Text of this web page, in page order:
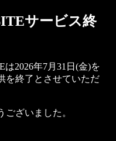
サービス終
2026年7月31日(金)を
を終了とさせていただ
ざいました。